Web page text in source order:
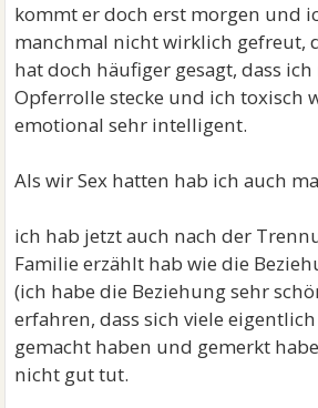
kommt er doch erst morgen und
manchmal nicht wirklich gefreut,
hat doch häufiger gesagt, dass
Opferrolle stecke und ich toxisch
emotional sehr intelligent.
Als wir Sex hatten hab ich auch
ich hab jetzt auch nach der
Familie erzählt hab wie die
(ich habe die Beziehung sehr
erfahren, dass sich viele
gemacht haben und gemerkt
nicht gut tut.